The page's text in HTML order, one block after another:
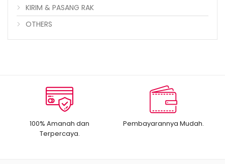
KIRIM & PASANG RAK
OTHERS
100% Amanah dan
Terpercaya.
Pembayarannya Mudah.